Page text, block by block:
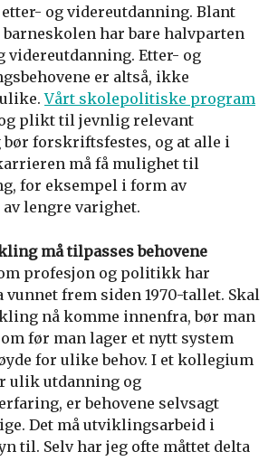
og videreutdanning. Blant
har bare halvparten
videreutdanning. Etter- og
er altså, ikke
ulike.Vårt skolepolitiske program
plikt til jevnlig relevant
forskriftsfestes, og at alle i
må få mulighet til
for eksempel i form av
lengre varighet.
må tilpasses behovene
profesjon og politikk har
frem siden 1970-tallet. Skal
nå komme innenfra, bør man
før man lager et nytt system
for ulike behov. I et kollegium
ulik utdanning og
er behovene selvsagt
Det må utviklingsarbeid i
til. Selv har jeg ofte måttet delta